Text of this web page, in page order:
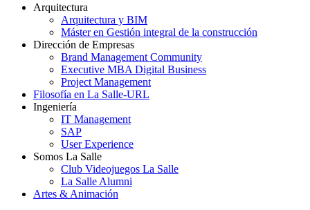
Arquitectura
Arquitectura y BIM
Máster en Gestión integral de la construcción
Dirección de Empresas
Brand Management Community
Executive MBA Digital Business
Project Management
Filosofía en La Salle-URL
Ingeniería
IT Management
SAP
User Experience
Somos La Salle
Club Videojuegos La Salle
La Salle Alumni
Artes & Animación